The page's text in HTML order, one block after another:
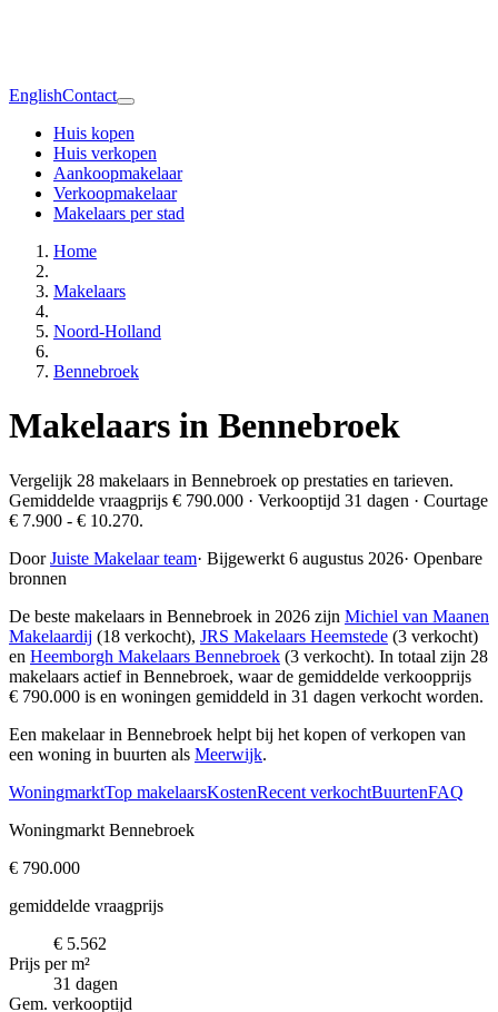
EnglishContact
Huis kopen
Huis verkopen
Aankoopmakelaar
Verkoopmakelaar
Makelaars per stad
Home
Makelaars
Noord-Holland
Bennebroek
Makelaars in Bennebroek
Vergelijk 28 makelaars in Bennebroek op prestaties en tarieven.
Gemiddelde vraagprijs € 790.000 · Verkooptijd 31 dagen · Courtage
€ 7.900 - € 10.270.
DoorJuiste Makelaar team· Bijgewerkt 6 augustus 2026· Openbare
bronnen
De beste makelaars in Bennebroek in 2026 zijn Michiel van Maanen
Makelaardij (18 verkocht), JRS Makelaars Heemstede (3 verkocht)
en Heemborgh Makelaars Bennebroek (3 verkocht). In totaal zijn 28
makelaars actief in Bennebroek, waar de gemiddelde verkoopprijs
€ 790.000 is en woningen gemiddeld in 31 dagen verkocht worden.
Een makelaar in Bennebroek helpt bij het kopen of verkopen van
een woning in buurten als Meerwijk.
WoningmarktTop makelaarsKostenRecent verkochtBuurtenFAQ
Woningmarkt Bennebroek
€ 790.000
gemiddelde vraagprijs
€ 5.562
Prijs per m²
31 dagen
Gem. verkooptijd